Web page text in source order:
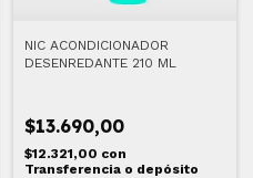
NIC ACONDICIONADOR
DESENREDANTE 210 ML
$13.690,00
$12.321,00 con
Transferencia o depósito